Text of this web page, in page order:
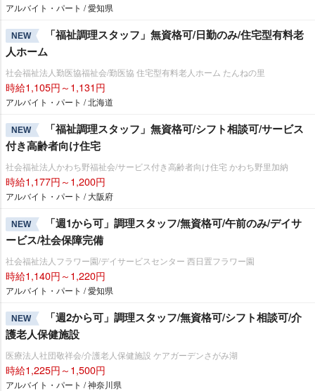
アルバイト・パート / 愛知県
NEW
「福祉調理スタッフ」無資格可/日勤のみ/住宅型有料老
人ホーム
社会福祉法人勤医協福祉会/勤医協 住宅型有料老人ホーム たんねの里
時給1,105円～1,131円
アルバイト・パート / 北海道
NEW
「福祉調理スタッフ」無資格可/シフト相談可/サービス
付き高齢者向け住宅
社会福祉法人かわち野福祉会/サービス付き高齢者向け住宅 かわち野里加納
時給1,177円～1,200円
アルバイト・パート / 大阪府
NEW
「週1から可」調理スタッフ/無資格可/午前のみ/デイサ
ービス/社会保障完備
社会福祉法人フラワー園/デイサービスセンター 西日置フラワー園
時給1,140円～1,220円
アルバイト・パート / 愛知県
NEW
「週2から可」調理スタッフ/無資格可/シフト相談可/介
護老人保健施設
医療法人社団敬祥会/介護老人保健施設 ケアガーデンさがみ湖
時給1,225円～1,500円
アルバイト・パート / 神奈川県